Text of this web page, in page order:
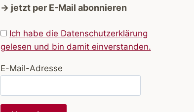
→ jetzt per E-Mail abonnieren
Ich habe die Datenschutzerklärung
gelesen und bin damit einverstanden.
E-Mail-Adresse